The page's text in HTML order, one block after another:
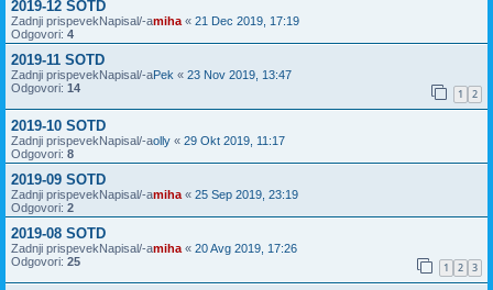
2019-12 SOTD
Zadnji prispevekNapisal/-amiha « 21 Dec 2019, 17:19
Odgovori: 4
2019-11 SOTD
Zadnji prispevekNapisal/-aPek « 23 Nov 2019, 13:47
Odgovori: 14 1 2
2019-10 SOTD
Zadnji prispevekNapisal/-aolly « 29 Okt 2019, 11:17
Odgovori: 8
2019-09 SOTD
Zadnji prispevekNapisal/-amiha « 25 Sep 2019, 23:19
Odgovori: 2
2019-08 SOTD
Zadnji prispevekNapisal/-amiha « 20 Avg 2019, 17:26
Odgovori: 25 1 2 3